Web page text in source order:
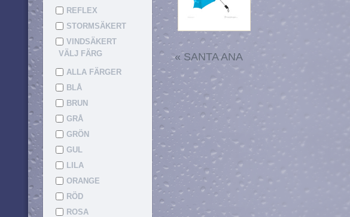
« SANTA ANA
REFLEX
STORMSÄKERT
VINDSÄKERT
VÄLJ FÄRG
ALLA FÄRGER
BLÅ
BRUN
GRÅ
GRÖN
GUL
LILA
ORANGE
RÖD
ROSA